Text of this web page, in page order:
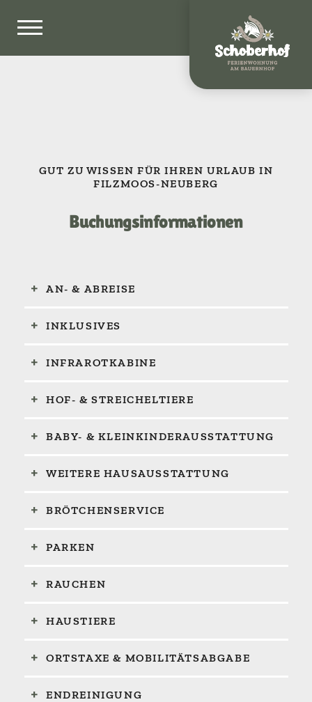
GUT ZU WISSEN FÜR IHREN URLAUB IN
FILZMOOS-NEUBERG
Buchungsinformationen
AN- & ABREISE
INKLUSIVES
INFRAROTKABINE
HOF- & STREICHELTIERE
BABY- & KLEINKINDERAUSSTATTUNG
WEITERE HAUSAUSSTATTUNG
BRÖTCHENSERVICE
PARKEN
RAUCHEN
HAUSTIERE
ORTSTAXE & MOBILITÄTSABGABE
ENDREINIGUNG